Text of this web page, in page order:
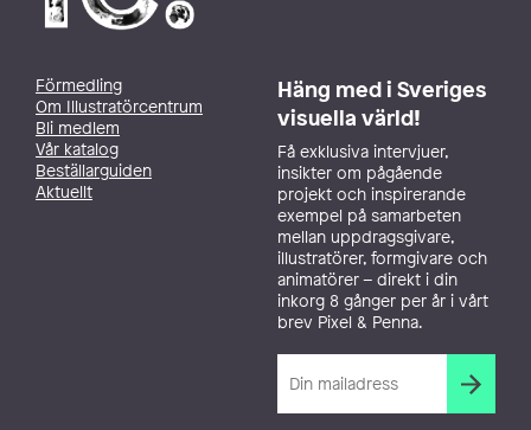
Förmedling
Om Illustratörcentrum
Bli medlem
Vår katalog
Beställarguiden
Aktuellt
Häng med i Sveriges
visuella värld!
Få exklusiva intervjuer,
insikter om pågående
projekt och inspirerande
exempel på samarbeten
mellan uppdragsgivare,
illustratörer, formgivare och
animatörer – direkt i din
inkorg 8 gånger per år i vårt
brev Pixel & Penna.